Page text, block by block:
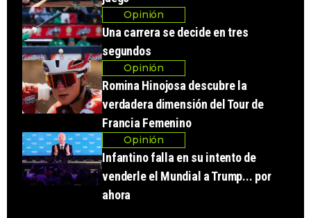
Opinión
Una carrera se decide en tres
segundos
Opinión
Romina Hinojosa descubre la
verdadera dimensión del Tour de
Francia Femenino
Opinión
Infantino falla en su intento de
venderle el Mundial a Trump... por
ahora